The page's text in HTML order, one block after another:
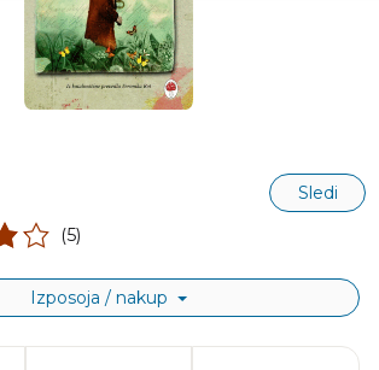
Sledi
(5)
Izposoja / nakup